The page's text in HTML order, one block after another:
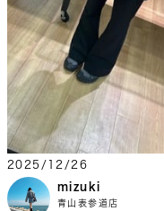
2025/12/26
mizuki
青山表参道店